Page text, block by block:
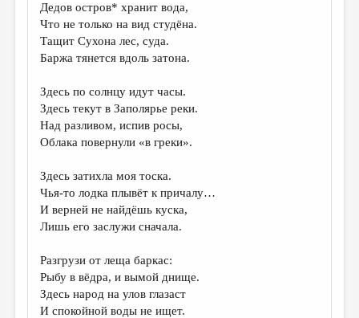
ПРОИЗВЕДЕНИЯ
ПЕРЕВОДЫ
ДЕТСКАЯ КОМНАТА
КНИЖНАЯ ПОЛКА
СТРАНИЦЫ ПАМЯТИ
ОБЪЯВЛЕНИЯ
КОЛОНКА РЕДАКТОРА
РЕДКОЛЛЕГИЯ
ОТ РЕДАКЦИИ
Дедов остров* хранит вода,
Что не только на вид студёна.
Тащит Сухона лес, суда.
Баржа тянется вдоль затона.
Здесь по солнцу идут часы.
Здесь текут в Заполярье реки.
Над разливом, испив росы,
Облака повернули «в греки».
Здесь затихла моя тоска.
Чья-то лодка плывёт к причалу…
И верней не найдёшь куска,
Лишь его заслужи сначала.
Разгрузи от леща баркас:
Рыбу в вёдра, и вымой днище.
Здесь народ на улов глазаст
И спокойной воды не ищет.